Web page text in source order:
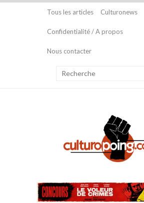
Tous les articles Culturonews
Confidentialité / A propos
Nous contacter